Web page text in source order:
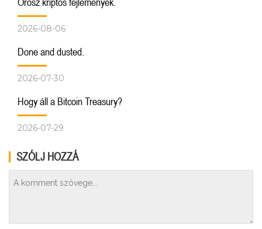
2026-08-06
Done and dusted.
2026-07-30
Hogy áll a Bitcoin Treasury?
2026-07-29
SZÓLJ HOZZÁ